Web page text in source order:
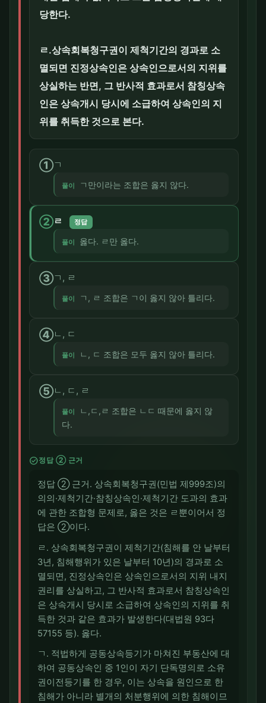
당한다.
ㄹ.상속회복청구권이 제척기간의 경과로 소
멸되면 진정상속인은 상속인으로서의 지위를
상실하는 반면, 그 반사적 효과로서 참칭상속
인은 상속개시 당시에 소급하여 상속인의 지
위를 취득한 것으로 본다.
①ㄱ
풀이 ㄱ만이라는 조합은 옳지 않다.
②ㄹ 정답
풀이 옳다. ㄹ만 옳다.
③ㄱ, ㄹ
풀이 ㄱ, ㄹ 조합은 ㄱ이 옳지 않아 틀리다.
④ㄴ, ㄷ
풀이 ㄴ, ㄷ 조합은 모두 옳지 않아 틀리다.
⑤ㄴ, ㄷ, ㄹ
풀이
ㄴ,ㄷ,ㄹ 조합은 ㄴㄷ 때문에 옳지 않
다.
check_circle정답 ② 근거
정답 ② 근거. 상속회복청구권(민법 제999조)의
의의·제척기간·참칭상속인·제척기간 도과의 효과
에 관한 조합형 문제로, 옳은 것은 ㄹ뿐이어서 정
답은 ②이다.
ㄹ. 상속회복청구권이 제척기간(침해를 안 날부터
3년, 침해행위가 있은 날부터 10년)의 경과로 소
멸되면, 진정상속인은 상속인으로서의 지위 내지
권리를 상실하고, 그 반사적 효과로서 참칭상속인
은 상속개시 당시로 소급하여 상속인의 지위를 취
득한 것과 같은 효과가 발생한다(대법원 93다
57155 등). 옳다.
ㄱ. 적법하게 공동상속등기가 마쳐진 부동산에 대
하여 공동상속인 중 1인이 자기 단독명의로 소유
권이전등기를 한 경우, 이는 상속을 원인으로 한
침해가 아니라 별개의 처분행위에 의한 침해이므